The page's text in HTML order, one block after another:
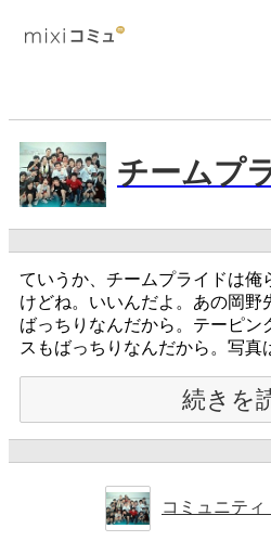
チームプ
ていうか、チームプライドは俺
けどね。いいんだよ。あの岡野
ばっちりなんだから。テーピン
スもばっちりなんだから。写真
続きを
コミュニティ